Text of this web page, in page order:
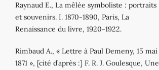
Raynaud E., La mêlée symboliste : portraits
et souvenirs. I. 1870‐1890, Paris, La
Renaissance du livre, 1920‐1922.
Rimbaud A., « Lettre à Paul Demeny, 15 mai
1871 », [cité d’après :] F. R. J. Goulesque, Une